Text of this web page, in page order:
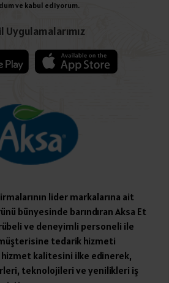
ve kabul ediyorum.
Uygulamalarımız
lider markalarına ait
bünyesinde barındıran Aksa Et
ve deneyimli personeli ile
tedarik hizmeti
kalitesini ilke edinerek,
teknolojileri ve yenilikleri iş